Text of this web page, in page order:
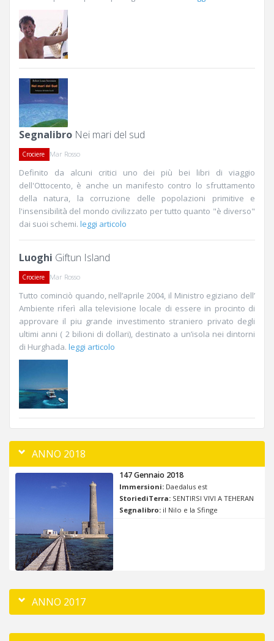
Segnalibro Nei mari del sud
Crociere Mar Rosso
Definito da alcuni critici uno dei più bei libri di viaggio
dell'Ottocento, è anche un manifesto contro lo sfruttamento
della natura, la corruzione delle popolazioni primitive e
l'insensibilità del mondo civilizzato per tutto quanto "è diverso"
dai suoi schemi. leggi articolo
Luoghi Giftun Island
Crociere Mar Rosso
Tutto cominciò quando, nell’aprile 2004, il Ministro egiziano dell’
Ambiente riferì alla televisione locale di essere in procinto di
approvare il piu grande investimento straniero privato degli
ultimi anni ( 2 bilioni di dollari), destinato a un’isola nei dintorni
di Hurghada. leggi articolo
ANNO 2018
147 Gennaio 2018
Immersioni: Daedalus est
StoriediTerra: SENTIRSI VIVI A TEHERAN
Segnalibro: il Nilo e la Sfinge
ANNO 2017